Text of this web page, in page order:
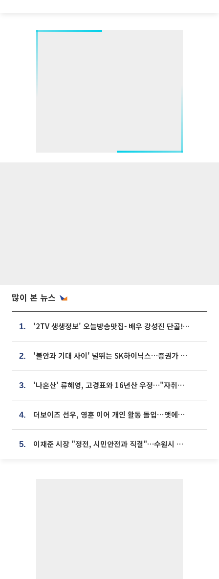
많이 본 뉴스
1. '2TV 생생정보' 오늘방송맛집- 배우 강성진 단골! 쌀국수ㆍ푸팟퐁 커리 맛집 '블○○○'
2. '불안과 기대 사이' 널뛰는 SK하이닉스…증권가 "HBM4·LTA 기반 펀터멘털 견고"
3. '나혼산' 류혜영, 고경표와 16년산 우정…"자취방서 부모님과 마주쳐"
4. 더보이즈 선우, 영훈 이어 개인 활동 돌입⋯앳에어리어와 전속계약
5. 이재준 시장 "정전, 시민안전과 직결"…수원시 비상대응체계 가동